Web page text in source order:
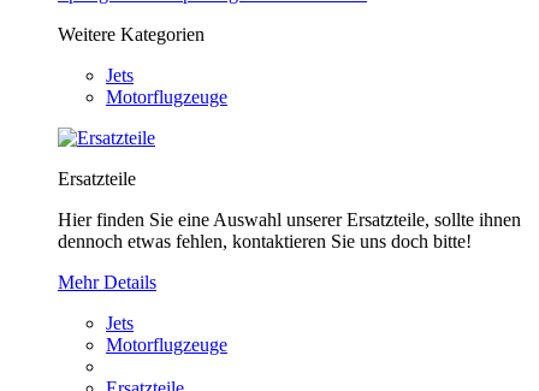
Weitere Kategorien
Jets
Motorflugzeuge
Ersatzteile
Hier finden Sie eine Auswahl unserer Ersatzteile, sollte ihnen
dennoch etwas fehlen, kontaktieren Sie uns doch bitte!
Mehr Details
Jets
Motorflugzeuge